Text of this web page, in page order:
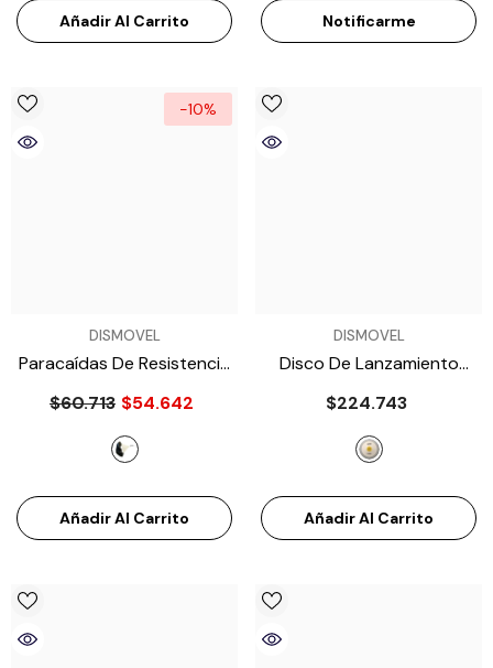
Añadir Al Carrito Notificarme
-10%
VENDEDOR:DISMOVEL
Paracaídas De Resistencia
Miyagi M31151
$60.713 $54.642
Añadir Al Carrito
VENDEDOR:DISMOVEL
Disco De Lanzamiento
Para Atletismo 1 Kg,
Aprobado Por La IAAF
- Plateado
$224.743
Añadir Al Carrito